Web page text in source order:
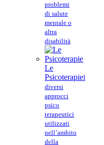
problemi
di salute
mentale o
altra
disabilità
Le
PsicoterapieI
diversi
approcci
psico
terapeutici
utilizzati
nell’ambito
della